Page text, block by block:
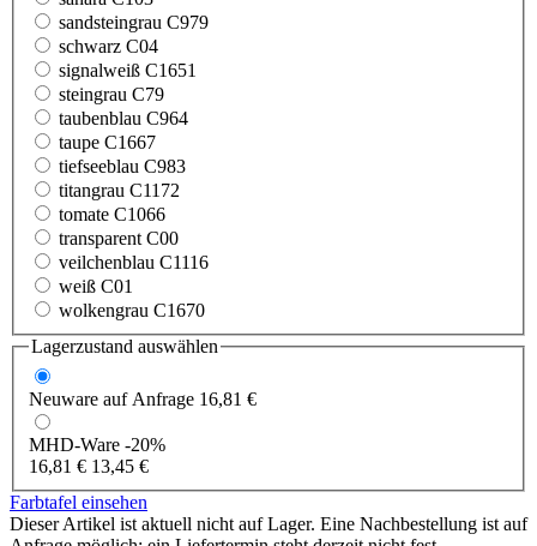
sandsteingrau C979
schwarz C04
signalweiß C1651
steingrau C79
taubenblau C964
taupe C1667
tiefseeblau C983
titangrau C1172
tomate C1066
transparent C00
veilchenblau C1116
weiß C01
wolkengrau C1670
Lagerzustand auswählen
Neuware auf Anfrage 16,81 €
MHD-Ware -20%
16,81 € 13,45 €
Farbtafel einsehen
Dieser Artikel ist aktuell nicht auf Lager. Eine Nachbestellung ist auf